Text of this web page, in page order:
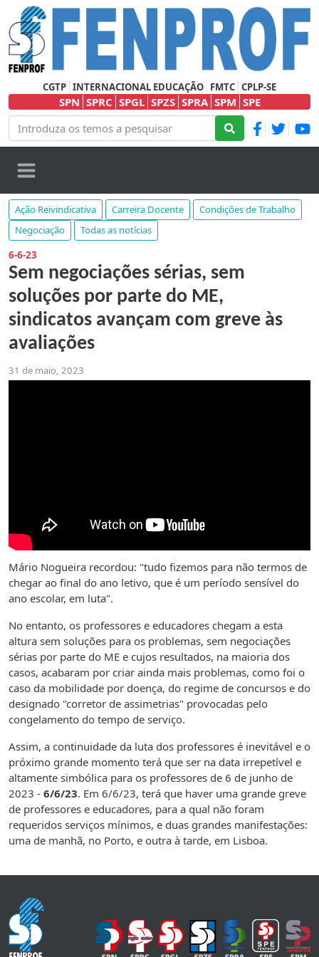
CGTP INTERNACIONAL EDUCAÇÃO FMTC CPLP-SE
SPN SPRC SPGL SPZS SPRA SPM SPE
Ação Reivindicativa Carreira Docente
Condições de Trabalho
Negociação
Todas as notícias
6-6-23
Sem negociações sérias, sem
soluções por parte do ME,
sindicatos avançam com greve às
avaliações
31 de maio, 2023
Mário Nogueira recordou: "tudo fizemos para não termos de
chegar ao final do ano letivo, que é um período sensível do
ano escolar, em luta".
No entanto, os professores e educadores chegam a esta
altura sem soluções para os problemas, sem negociações
sérias por parte do ME e cujos resultados, na maioria dos
casos, acabaram por criar ainda mais problemas, como foi o
caso da mobilidade por doença, do regime de concursos e do
designado "corretor de assimetrias" provocadas pelo
congelamento do tempo de serviço.
Assim, a continuidade da luta dos professores é inevitável e o
próximo grande momento terá que ser na data irrepetível e
altamente simbólica para os professores de 6 de junho de
2023 - 6/6/23. Em 6/6/23, terá que haver uma grande greve
de professores e educadores, para a qual não foram
requeridos serviços mínimos, e duas grandes manifestações:
uma de manhã, no Porto, e outra à tarde, em Lisboa.